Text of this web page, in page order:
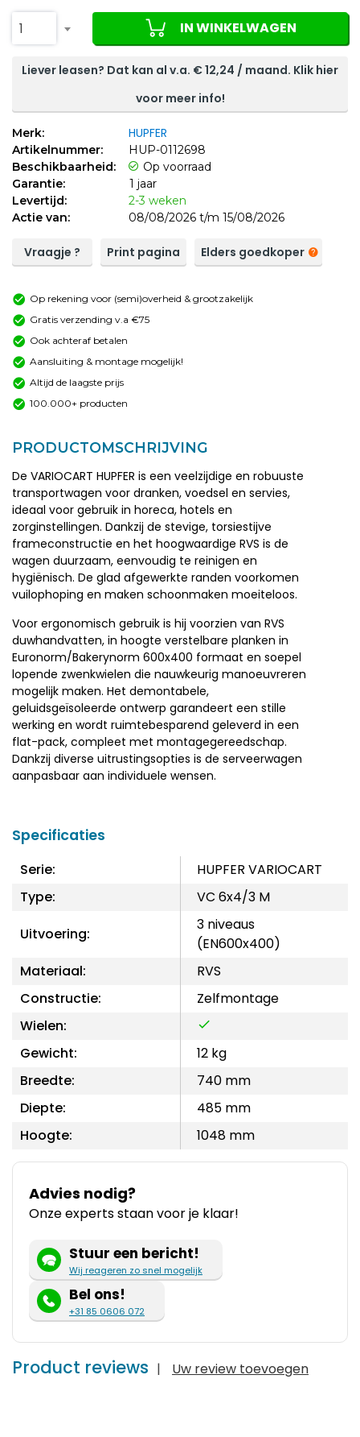
1 IN WINKELWAGEN
Liever leasen? Dat kan al v.a. €12,24 / maand. Klik hier
voor meer info!
Merk: HUPFER
Artikelnummer:
HUP-0112698
Beschikbaarheid:
Op voorraad
Garantie:
1 jaar
Levertijd:
2-3 weken
Actie van:
08/08/2026 t/m 15/08/2026
Vraagje ? Print pagina Elders goedkoper
Op rekening voor (semi)overheid & grootzakelijk
Gratis verzending v.a €75
Ook achteraf betalen
Aansluiting & montage mogelijk!
Altijd de laagste prijs
100.000+ producten
PRODUCTOMSCHRIJVING
De VARIOCART HUPFER is een veelzijdige en robuuste
transportwagen voor dranken, voedsel en servies,
ideaal voor gebruik in horeca, hotels en
zorginstellingen. Dankzij de stevige, torsiestijve
frameconstructie en het hoogwaardige RVS is de
wagen duurzaam, eenvoudig te reinigen en
hygiënisch. De glad afgewerkte randen voorkomen
vuilophoping en maken schoonmaken moeiteloos.
Voor ergonomisch gebruik is hij voorzien van RVS
duwhandvatten, in hoogte verstelbare planken in
Euronorm/Bakerynorm 600x400 formaat en soepel
lopende zwenkwielen die nauwkeurig manoeuvreren
mogelijk maken. Het demontabele,
geluidsgeïsoleerde ontwerp garandeert een stille
werking en wordt ruimtebesparend geleverd in een
flat-pack, compleet met montagegereedschap.
Dankzij diverse uitrustingsopties is de serveerwagen
aanpasbaar aan individuele wensen.
Specificaties
Serie:
HUPFER VARIOCART
Type:
VC 6x4/3 M
Uitvoering:
3 niveaus
(EN600x400)
Materiaal:
RVS
Constructie:
Zelfmontage
Wielen:
Gewicht:
12 kg
Breedte:
740 mm
Diepte:
485 mm
Hoogte:
1048 mm
Advies nodig?
Onze experts staan voor je klaar!
Stuur een bericht!
Wij reageren zo snel mogelijk
Bel ons!
+31 85 0606 072
Product reviews | Uw review toevoegen